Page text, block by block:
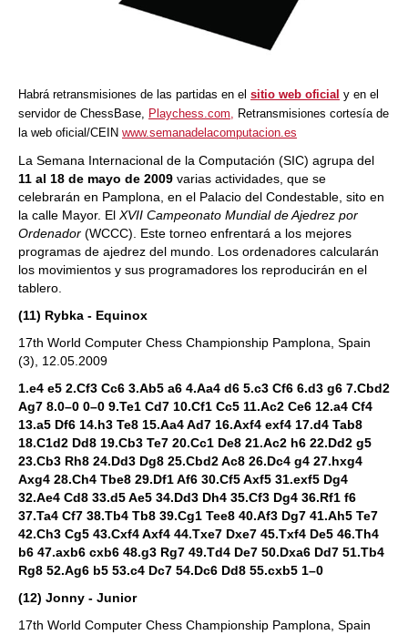
Habrá retransmisiones de las partidas en el sitio web oficial y en el
servidor de ChessBase, Playchess.com, Retransmisiones cortesía de
la web oficial/CEIN www.semanadelacomputacion.es
La Semana Internacional de la Computación (SIC) agrupa del
11 al 18 de mayo de 2009 varias actividades, que se
celebrarán en Pamplona, en el Palacio del Condestable, sito en
la calle Mayor. El XVII Campeonato Mundial de Ajedrez por
Ordenador (WCCC). Este torneo enfrentará a los mejores
programas de ajedrez del mundo. Los ordenadores calcularán
los movimientos y sus programadores los reproducirán en el
tablero.
(11) Rybka - Equinox
17th World Computer Chess Championship Pamplona, Spain
(3), 12.05.2009
1.e4 e5 2.Cf3 Cc6 3.Ab5 a6 4.Aa4 d6 5.c3 Cf6 6.d3 g6 7.Cbd2
Ag7 8.0–0 0–0 9.Te1 Cd7 10.Cf1 Cc5 11.Ac2 Ce6 12.a4 Cf4
13.a5 Df6 14.h3 Te8 15.Aa4 Ad7 16.Axf4 exf4 17.d4 Tab8
18.C1d2 Dd8 19.Cb3 Te7 20.Cc1 De8 21.Ac2 h6 22.Dd2 g5
23.Cb3 Rh8 24.Dd3 Dg8 25.Cbd2 Ac8 26.Dc4 g4 27.hxg4
Axg4 28.Ch4 Tbe8 29.Df1 Af6 30.Cf5 Axf5 31.exf5 Dg4
32.Ae4 Cd8 33.d5 Ae5 34.Dd3 Dh4 35.Cf3 Dg4 36.Rf1 f6
37.Ta4 Cf7 38.Tb4 Tb8 39.Cg1 Tee8 40.Af3 Dg7 41.Ah5 Te7
42.Ch3 Cg5 43.Cxf4 Axf4 44.Txe7 Dxe7 45.Txf4 De5 46.Th4
b6 47.axb6 cxb6 48.g3 Rg7 49.Td4 De7 50.Dxa6 Dd7 51.Tb4
Rg8 52.Ag6 b5 53.c4 Dc7 54.Dc6 Dd8 55.cxb5 1–0
(12) Jonny - Junior
17th World Computer Chess Championship Pamplona, Spain